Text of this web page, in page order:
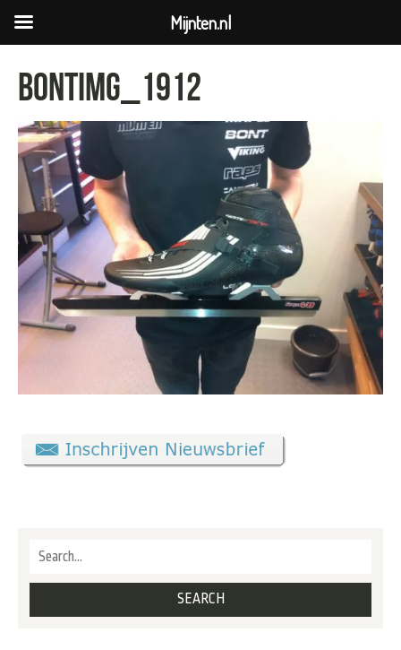
bontIMG_1912
Mijnten.nl